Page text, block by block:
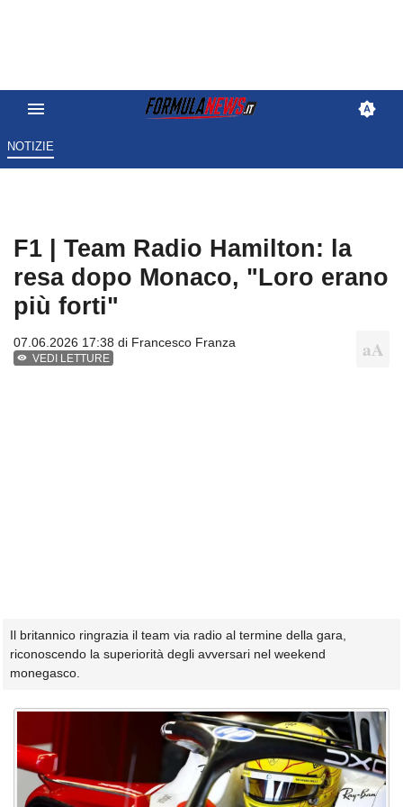
NOTIZIE
F1 | Team Radio Hamilton: la
resa dopo Monaco, "Loro erano
più forti"
07.06.2026 17:38 di Francesco Franza
VEDI LETTURE
Il britannico ringrazia il team via radio al termine della gara,
riconoscendo la superiorità degli avversari nel weekend
monegasco.